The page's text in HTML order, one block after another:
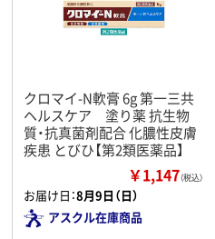
クロマイ-N軟膏 6g 第一三共
ヘルスケア 塗り薬 抗生物
質・抗真菌剤配合 化膿性皮膚
疾患 とびひ【第2類医薬品】
￥1,147（税込）
お届け日：8月9日（日）
アスクル在庫商品